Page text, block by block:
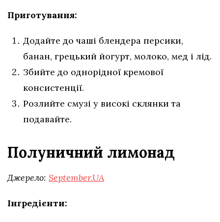
Приготування:
Додайте до чаші блендера персики,
банан, грецький йогурт, молоко, мед і лід.
Збийте до однорідної кремової
консистенції.
Розлийте смузі у високі склянки та
подавайте.
Полуничний лимонад
Джерело: September.UA
Інгредієнти: